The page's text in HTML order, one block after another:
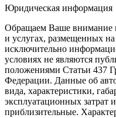
Юридическая информация
Обращаем Ваше внимание
и услугах, размещенных
исключительно
условиях не являются
положениями Статьи 437
Федерации. Данные об
вида, характеристики,
эксплуатационных затрат
приблизительные.